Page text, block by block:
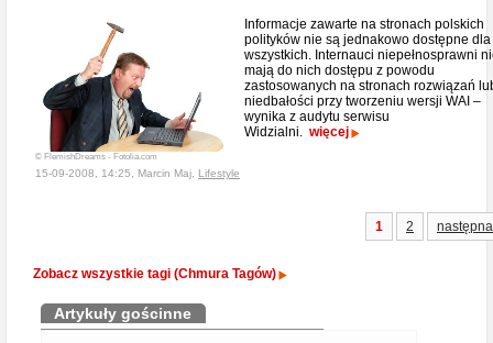
© FlemishDreams - Fotolia.com
Informacje zawarte na stronach polskich
polityków nie są jednakowo dostępne dla
wszystkich. Internauci niepełnosprawni
mają do nich dostępu z powodu
zastosowanych na stronach rozwiązań
niedbałości przy tworzeniu wersji WAI –
wynika z audytu serwisu
Widzialni. więcej
15-09-2008, 14:25, Marcin Maj, Lifestyle
1 2 następna
Zobacz wszystkie tagi (Chmura Tagów)
Artykuły gościnne